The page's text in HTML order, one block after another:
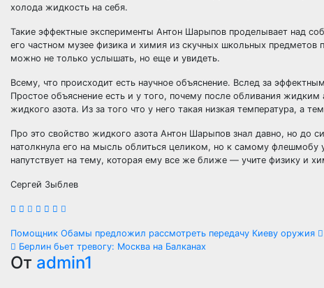
холода жидкость на себя.
Такие эффектные эксперименты Антон Шарыпов проделывает над
его частном музее физика и химия из скучных школьных
можно не только услышать, но еще и увидеть.
Всему, что происходит есть научное объяснение. Вслед за
Простое объяснение есть и у того, почему после обливания
жидкого азота. Из за того что у него такая низкая температура, а
Про это свойство жидкого азота Антон Шарыпов знал давно, но до
натолкнула его на мысль облиться целиком, но к самому флешмобу
напутствует на тему, которая ему все же ближе — учите физику и
Сергей Зыблев
Навигация
по
Помощник Обамы предложил рассмотреть передачу Киеву оружия
Берлин бьет тревогу: Москва на Балканах
От admin1